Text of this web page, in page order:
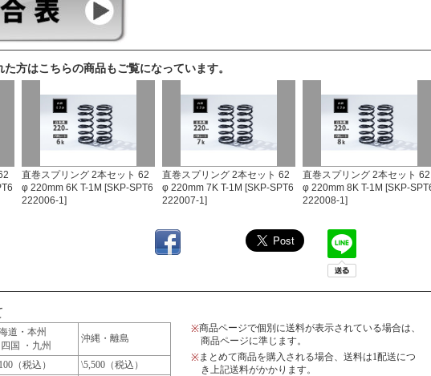
方はこちらの商品もご覧になっています。
直巻スプリング 2本セット 62
φ 220mm 6K T-1M [SKP-SPT6
222006-1]
直巻スプリング 2本セット 62
φ 220mm 7K T-1M [SKP-SPT6
222007-1]
直巻スプリング 2本セット 62
φ 220mm 8K T-1M [SKP-
222008-1]
道・本州
四国 ・九州
沖縄・離島
（税込）
\5,500（税込）
※商品ページで個別に送料が表示されている場合は、
商品ページに準じます。
※まとめて商品を購入される場合、送料は1配送につ
き上記送料がかかります。